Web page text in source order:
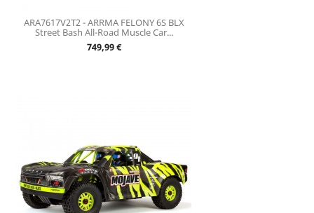
ARA7617V2T2 - ARRMA FELONY 6S BLX
Street Bash All-Road Muscle Car...
Prix
749,99 €